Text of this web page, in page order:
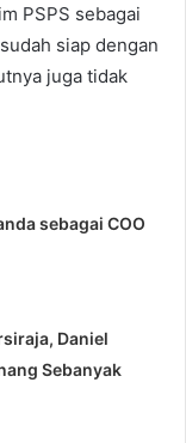
PSPS sebagai
siap dengan
juga tidak
sebagai COO
Daniel
Sebanyak